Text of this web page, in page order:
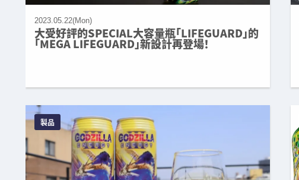
2023.05.22(Mon)
大受好評的SPECIAL大容量瓶「LIFEGUARD」的
「MEGA LIFEGUARD」新設計再登場！
製品